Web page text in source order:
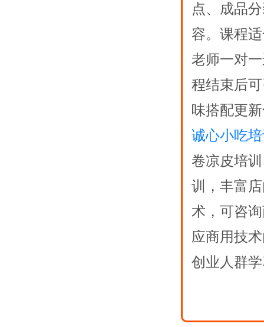
点、成品
容。课程
老师一对
程结束后
味搭配更
诚心小吃
卷凉皮培
训，丰富
术，可咨
应商用技
创业人群